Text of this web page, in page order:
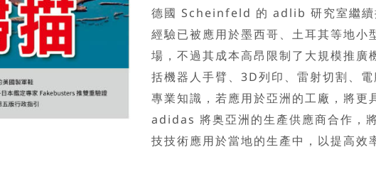
德國 Scheinfeld 的 adlib 研究室繼續
經驗已被應用於墨西哥、土耳其等地小
場，不過其成本高昂限制了大規模推
括機器人手臂、3D列印、雷射切割、
專業知識，若應用於亞洲的工廠，將更
adidas 將奥亞洲的生產供應商合作
技技術應用於當地的生產中，以提高效